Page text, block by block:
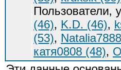
Пользователи,
(46), K.D. (46),
(53),
катя0808 (48),